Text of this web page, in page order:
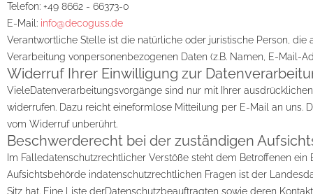
Telefon: +49 8662 - 66373-0
E-Mail: info@decoguss.de
Verantwortliche Stelle ist die natürliche oder juristische Person,
Verarbeitung vonpersonenbezogenen Daten (z.B. Namen, E-Mail-
Widerruf Ihrer Einwilligung zur
VieleDatenverarbeitungsvorgänge sind nur mit Ihrer
widerrufen. Dazu reicht eineformlose Mitteilung per E-Mail an
vom Widerruf unberührt.
Beschwerderecht bei der zuständigen
Im Falledatenschutzrechtlicher Verstöße steht dem Betroffenen
Aufsichtsbehörde indatenschutzrechtlichen Fragen ist der
Sitz hat. Eine Liste derDatenschutzbeauftragten sowie deren